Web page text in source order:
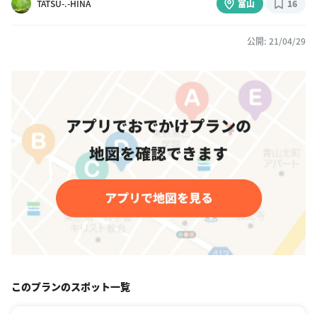
TATSU-.-HINA
富山 16
公開: 21/04/29
このプランのスポット一覧